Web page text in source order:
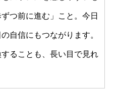
つ前に進む」こと。今日
自信にもつながります。
ることも、長い目で見れ